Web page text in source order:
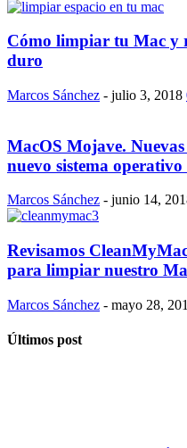
Cómo limpiar tu Mac y
duro
Marcos Sánchez - julio 3, 2018
MacOS Mojave.
nuevo sistema operativo
Marcos Sánchez - junio 14,
Revisamos
para limpiar nuestro
Marcos Sánchez - mayo 28,
Últimos post